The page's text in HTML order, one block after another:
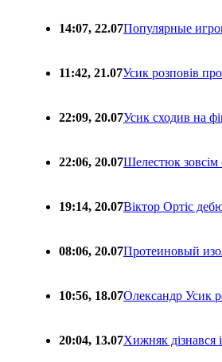
14:07, 22.07Популярные
11:42, 21.07Усик розповів
22:09, 20.07Усик сходив на
22:06, 20.07Шелестюк зовсім
19:14, 20.07Віктор Ортіс
08:06, 20.07Протеиновый
10:56, 18.07Олександр Усик
20:04, 13.07Хижняк дізнався